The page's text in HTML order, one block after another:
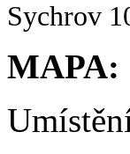
Sychrov
MAPA: